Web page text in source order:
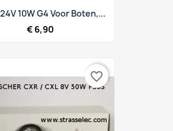
10W G4 Voor Boten,...
€ 6,90
favorite_border